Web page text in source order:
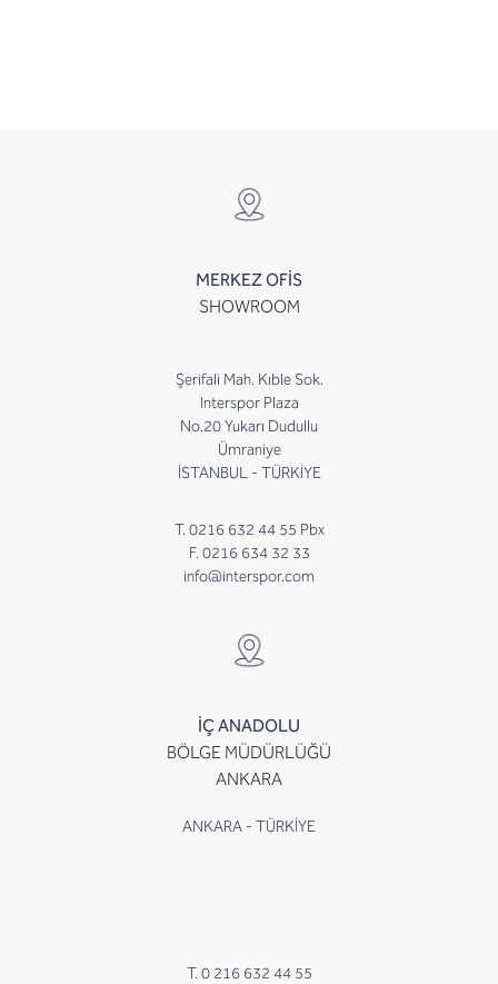
MERKEZ OFİS
SHOWROOM
Şerifali Mah. Kıble Sok.
Interspor Plaza
No.20 Yukarı Dudullu
Ümraniye
İSTANBUL - TÜRKİYE
T. 0216 632 44 55 Pbx
F. 0216 634 32 33
info@interspor.com
İÇ ANADOLU
BÖLGE MÜDÜRLÜĞÜ
ANKARA
ANKARA - TÜRKİYE
T. 0 216 632 44 55